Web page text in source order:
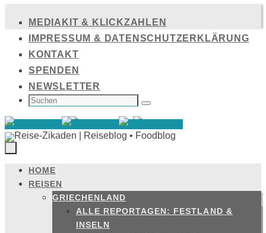
Inhalt
springen
MEDIAKIT & KLICKZAHLEN
IMPRESSUM & DATENSCHUTZERKLÄRUNG
KONTAKT
SPENDEN
NEWSLETTER
SUCHEN
NACH: Suchen
Zum
Inhalt
springen
HOME
REISEN
GRIECHENLAND
ALLE REPORTAGEN: FESTLAND &
INSELN